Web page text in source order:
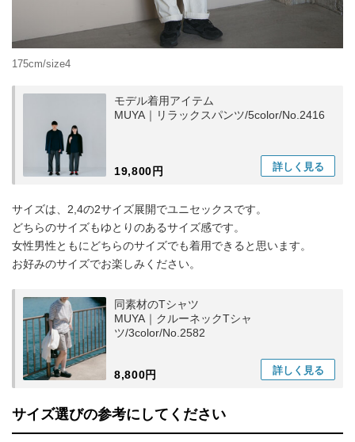
175cm/size4
モデル着用アイテム
MUYA｜リラックスパンツ/5color/No.2416
19,800円 詳しく 見る
サイズは、2,4の2サイズ展開でユニセックスです。
どちらのサイズもゆとりのあるサイズ感です。
女性男性ともにどちらのサイズでも着用できると思います。
お好みのサイズでお楽しみください。
同素材のTシャツ
MUYA｜クルーネックTシャ
ツ/3color/No.2582
8,800円 詳しく 見る
サイズ選びの参考にしてください